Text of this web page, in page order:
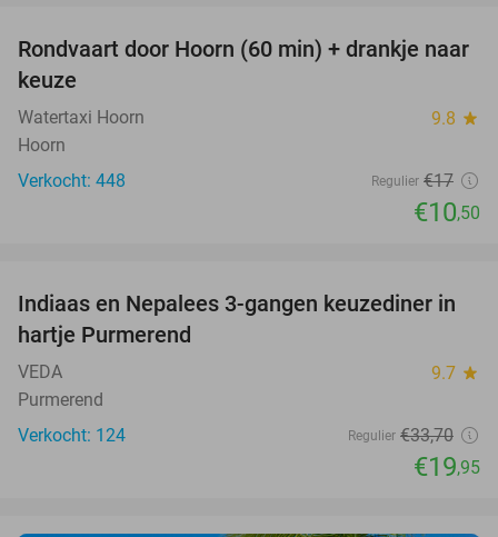
38%
Rondvaart door Hoorn (60 min) + drankje naar
keuze
Watertaxi Hoorn 9.8 star
Hoorn
Verkocht: 448
Regulier €17
€10,50
41%
Indiaas en Nepalees 3-gangen keuzediner in
hartje Purmerend
VEDA 9.7 star
Purmerend
Verkocht: 124
Regulier €33,70
€19,95